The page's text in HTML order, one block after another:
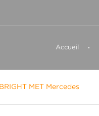
Accueil
MET Mercedes